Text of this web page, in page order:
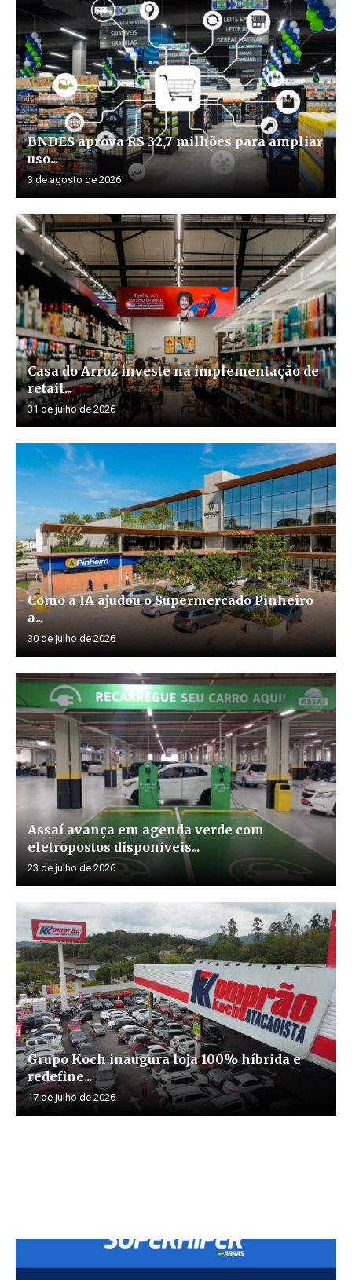
BNDES aprova R$ 32,7 milhões para ampliar
uso...
3 de agosto de 2026
Casa do Arroz investe na implementação de
retail...
31 de julho de 2026
Como a IA ajudou o Supermercado Pinheiro
a...
30 de julho de 2026
Assaí avança em agenda verde com
eletropostos disponíveis...
23 de julho de 2026
Grupo Koch inaugura loja 100% híbrida e
redefine...
17 de julho de 2026